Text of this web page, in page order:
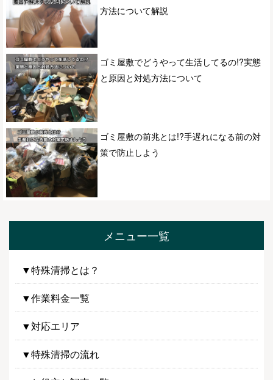
方法について解説
ゴミ屋敷でどうやって生活してるの!?実態
と原因と対処方法について
ゴミ屋敷の前兆とは!?手遅れになる前の対
策で防止しよう
メニュー一覧
▼特殊清掃とは？
▼作業料金一覧
▼対応エリア
▼特殊清掃の流れ